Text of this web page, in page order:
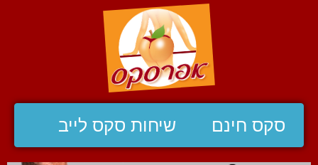
סקס חינם שיחות סקס לייב